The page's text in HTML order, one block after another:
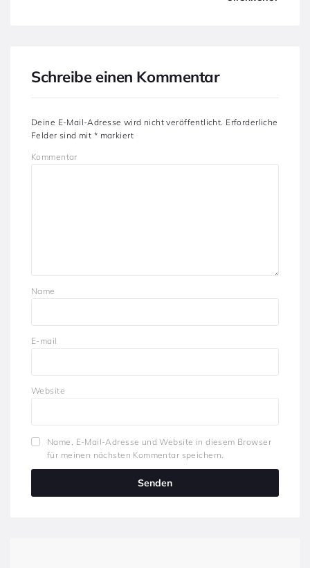
Schreibe einen Kommentar
Deine E-Mail-Adresse wird nicht veröffentlicht. Erforderliche
Felder sind mit * markiert
Kommentar
Name
E-mail
Website
Name, E-Mail-Adresse und Website in diesem Browser
für meinen nächsten Kommentar speichern.